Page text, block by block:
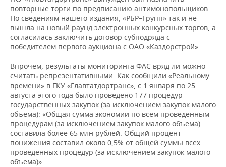
повторные торги по предписанию антимонопольщиков.
По сведениям нашего издания, «РБР–Групп» так и не
вышла на новый раунд электронных конкурсных торгов, а
согласилась заключить договор субподряда с
победителем первого аукциона с ОАО «Каздорстрой».
Впрочем, результаты мониторинга ФАС вряд ли можно
считать репрезентативными. Как сообщили «Реальному
времени» в ГКУ «Главтатдортранс», с 1 января по 25
августа этого года было проведено 177 процедур
государственных закупок (за исключением закупок малого
объема): «Общая сумма экономии по всем проведенным
процедурам (за исключением закупок малого объема)
составила более 65 млн рублей. Общий процент
понижения составил около 0,5% от общей суммы всех
проведенных процедур (за исключением закупок малого
объема)».